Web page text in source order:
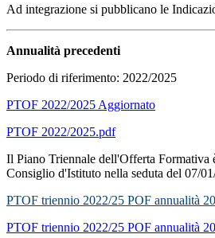
Ad integrazione si pubblicano le
Annualità precedenti
Periodo di riferimento: 2022/2025
PTOF 2022/2025 Aggiornato
PTOF 2022/2025.pdf
Il Piano Triennale dell'Offerta Formativa
Consiglio d'Istituto nella seduta del 07/
PTOF triennio 2022/25 POF annualità
PTOF triennio 2022/25 POF annualità